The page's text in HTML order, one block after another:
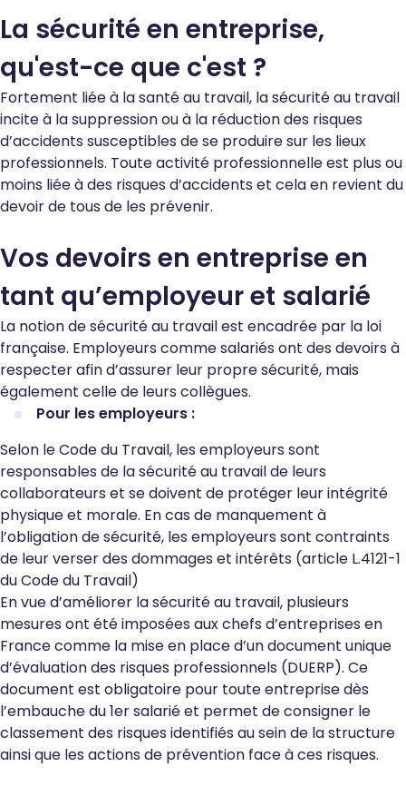
La sécurité en entreprise,
qu'est-ce que c'est ?
Fortement liée à la santé au travail, la sécurité au travail
incite à la suppression ou à la réduction des risques
d’accidents susceptibles de se produire sur les lieux
professionnels. Toute activité professionnelle est plus ou
moins liée à des risques d’accidents et cela en revient du
devoir de tous de les prévenir.
Vos devoirs en entreprise en
tant qu’employeur et salarié
La notion de sécurité au travail est encadrée par la loi
française. Employeurs comme salariés ont des devoirs à
respecter afin d’assurer leur propre sécurité, mais
également celle de leurs collègues.
Pour les employeurs :
Selon le Code du Travail, les employeurs sont
responsables de la sécurité au travail de leurs
collaborateurs et se doivent de protéger leur intégrité
physique et morale. En cas de manquement à
l’obligation de sécurité, les employeurs sont contraints
de leur verser des dommages et intérêts (article L.4121-1
du Code du Travail)
En vue d’améliorer la sécurité au travail, plusieurs
mesures ont été imposées aux chefs d’entreprises en
France comme la mise en place d’un document unique
d’évaluation des risques professionnels (DUERP). Ce
document est obligatoire pour toute entreprise dès
l’embauche du 1er salarié et permet de consigner le
classement des risques identifiés au sein de la structure
ainsi que les actions de prévention face à ces risques.